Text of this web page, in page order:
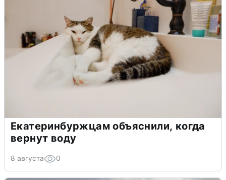
Екатеринбуржцам объяснили, когда
вернут воду
8 августа 0